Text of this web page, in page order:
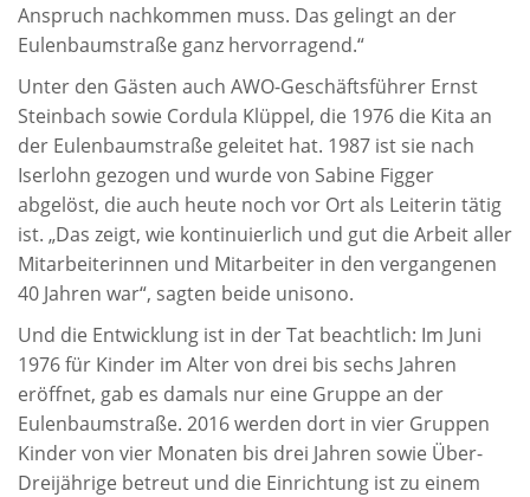
Anspruch nachkommen muss. Das gelingt an der
Eulenbaumstraße ganz hervorragend.“
Unter den Gästen auch AWO-Geschäftsführer Ernst
Steinbach sowie Cordula Klüppel, die 1976 die Kita an
der Eulenbaumstraße geleitet hat. 1987 ist sie nach
Iserlohn gezogen und wurde von Sabine Figger
abgelöst, die auch heute noch vor Ort als Leiterin tätig
ist. „Das zeigt, wie kontinuierlich und gut die Arbeit aller
Mitarbeiterinnen und Mitarbeiter in den vergangenen
40 Jahren war“, sagten beide unisono.
Und die Entwicklung ist in der Tat beachtlich: Im Juni
1976 für Kinder im Alter von drei bis sechs Jahren
eröffnet, gab es damals nur eine Gruppe an der
Eulenbaumstraße. 2016 werden dort in vier Gruppen
Kinder von vier Monaten bis drei Jahren sowie Über-
Dreijährige betreut und die Einrichtung ist zu einem